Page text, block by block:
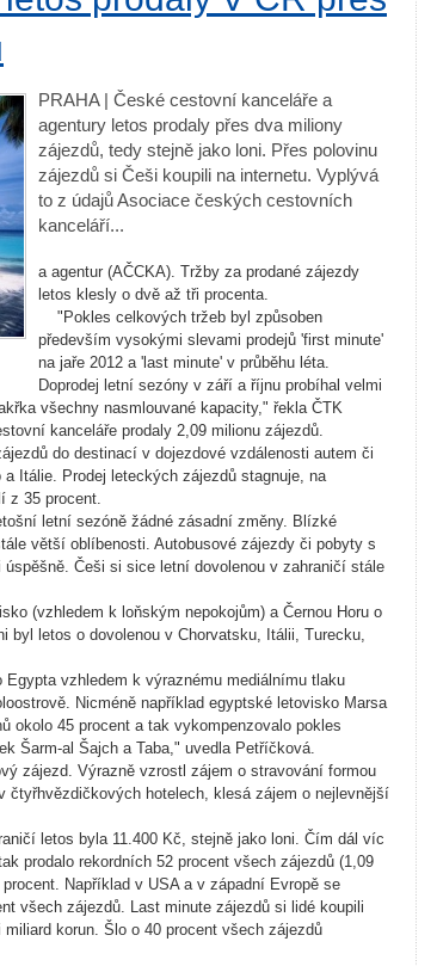
PRAHA | České cestovní kanceláře a
agentury letos prodaly přes dva miliony
zájezdů, tedy stejně jako loni. Přes polovinu
zájezdů si Češi koupili na internetu. Vyplývá
to z údajů Asociace českých cestovních
kanceláří...
a agentur (AČCKA). Tržby za prodané zájezdy
letos klesly o dvě až tři procenta.
"Pokles celkových tržeb byl způsoben
především vysokými slevami prodejů 'first minute'
na jaře 2012 a 'last minute' v průběhu léta.
Doprodej letní sezóny v září a říjnu probíhal velmi
všechny nasmlouvané kapacity," řekla ČTK
kanceláře prodaly 2,09 milionu zájezdů.
do destinací v dojezdové vzdálenosti autem či
Itálie. Prodej leteckých zájezdů stagnuje, na
z 35 procent.
letní sezóně žádné zásadní změny. Blízké
větší oblíbenosti. Autobusové zájezdy či pobyty s
Češi si sice letní dovolenou v zahraničí stále
(vzhledem k loňským nepokojům) a Černou Horu o
byl letos o dovolenou v Chorvatsku, Itálii, Turecku,
vzhledem k výraznému mediálnímu tlaku
Nicméně například egyptské letovisko Marsa
okolo 45 procent a tak vykompenzovalo pokles
Šarm-al Šajch a Taba," uvedla Petříčková.
zájezd. Výrazně vzrostl zájem o stravování formou
hotelech, klesá zájem o nejlevnější
letos byla 11.400 Kč, stejně jako loni. Čím dál víc
prodalo rekordních 52 procent všech zájezdů (1,09
Například v USA a v západní Evropě se
všech zájezdů. Last minute zájezdů si lidé koupili
korun. Šlo o 40 procent všech zájezdů